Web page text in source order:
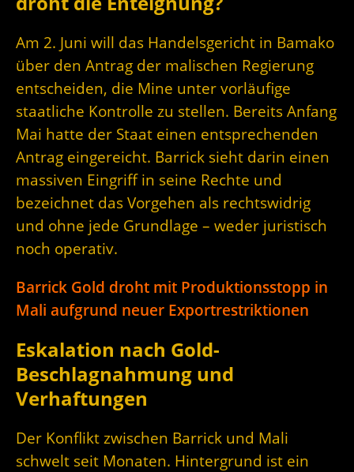
Am 2. Juni will das Handelsgericht in Bamako
über den Antrag der malischen Regierung
entscheiden, die Mine unter vorläufige
staatliche Kontrolle zu stellen. Bereits Anfang
Mai hatte der Staat einen entsprechenden
Antrag eingereicht. Barrick sieht darin einen
massiven Eingriff in seine Rechte und
bezeichnet das Vorgehen als rechtswidrig
und ohne jede Grundlage – weder juristisch
noch operativ.
Barrick Gold droht mit Produktionsstopp in
Mali aufgrund neuer Exportrestriktionen
Eskalation nach Gold-
Beschlagnahmung und
Verhaftungen
Der Konflikt zwischen Barrick und Mali
schwelt seit Monaten. Hintergrund ist ein